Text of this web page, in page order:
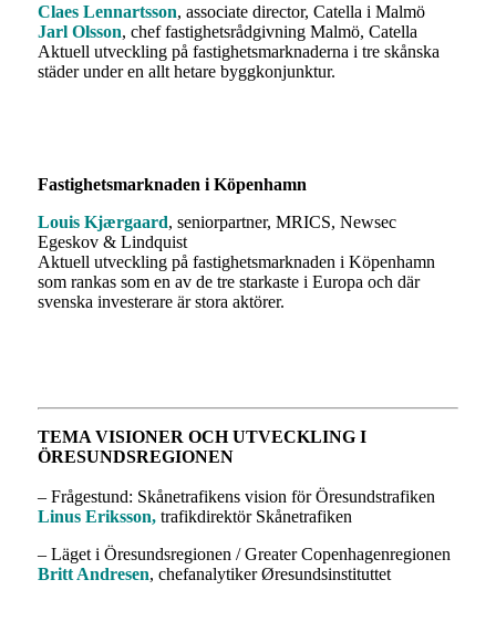
Claes Lennartsson, associate director, Catella i Malmö
Jarl Olsson, chef fastighetsrådgivning Malmö, Catella
Aktuell utveckling på fastighetsmarknaderna i tre skånska
städer under en allt hetare byggkonjunktur.
Fastighetsmarknaden i Köpenhamn
Louis Kjærgaard, seniorpartner, MRICS, Newsec
Egeskov & Lindquist
Aktuell utveckling på fastighetsmarknaden i Köpenhamn
som rankas som en av de tre starkaste i Europa och där
svenska investerare är stora aktörer.
TEMA VISIONER OCH UTVECKLING I
ÖRESUNDSREGIONEN
– Frågestund: Skånetrafikens vision för Öresundstrafiken
Linus Eriksson,trafikdirektör Skånetrafiken
– Läget i Öresundsregionen / Greater Copenhagenregionen
Britt Andresen, chefanalytiker Øresundsinstituttet